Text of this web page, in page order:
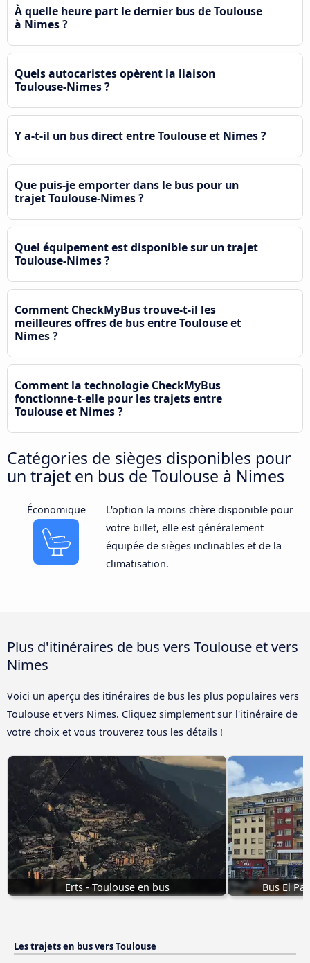
À quelle heure part le dernier bus de Toulouse
à Nimes ?
Quels autocaristes opèrent la liaison
Toulouse-Nimes ?
Y a-t-il un bus direct entre Toulouse et Nimes ?
Que puis-je emporter dans le bus pour un
trajet Toulouse-Nimes ?
Quel équipement est disponible sur un trajet
Toulouse-Nimes ?
Comment CheckMyBus trouve-t-il les
meilleures offres de bus entre Toulouse et
Nimes ?
Comment la technologie CheckMyBus
fonctionne-t-elle pour les trajets entre
Toulouse et Nimes ?
Catégories de sièges disponibles pour
un trajet en bus de Toulouse à Nimes
Économique
L'option la moins chère disponible pour
votre billet, elle est généralement
équipée de sièges inclinables et de la
climatisation.
Plus d'itinéraires de bus vers Toulouse et vers
Nimes
Voici un aperçu des itinéraires de bus les plus populaires vers
Toulouse et vers Nimes. Cliquez simplement sur l'itinéraire de
votre choix et vous trouverez tous les détails !
Erts - Toulouse en bus Bus El
Les trajets en bus vers Toulouse